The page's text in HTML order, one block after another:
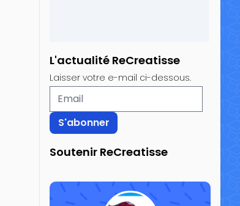
L'actualité ReCreatisse
Laisser votre e-mail ci-dessous.
Soutenir ReCreatisse